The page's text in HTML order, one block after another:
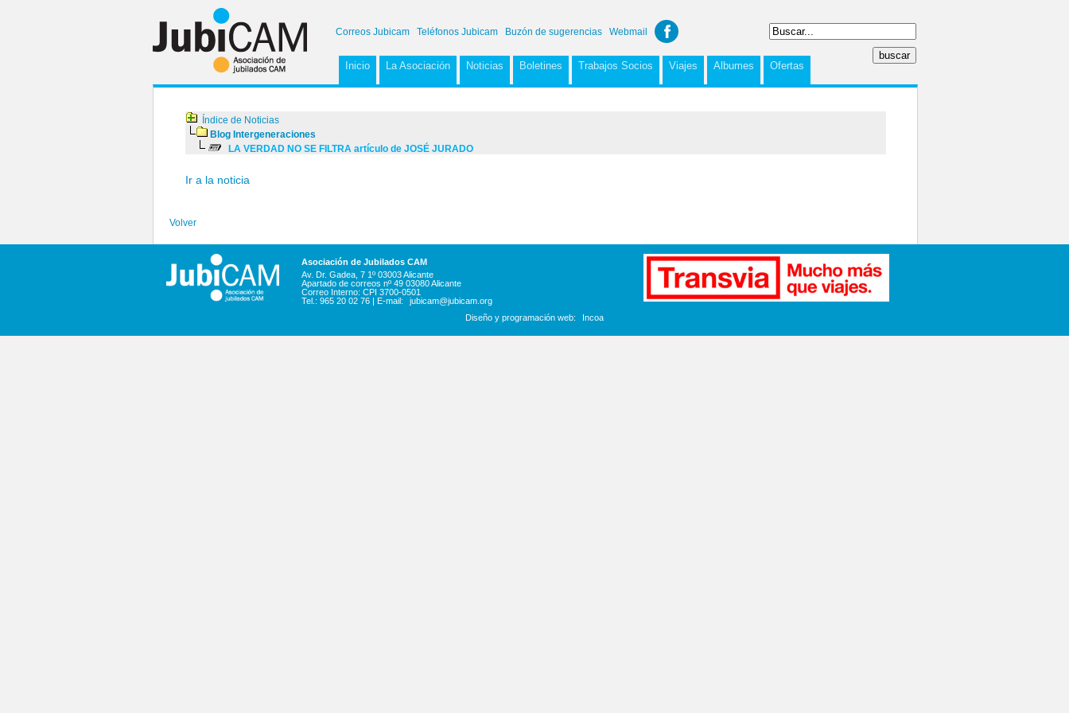
Correos Jubicam Teléfonos Jubicam Buzón de sugerencias Webmail
Inicio La Asociación Noticias Boletines Trabajos Socios Viajes Albumes Ofertas
Índice de Noticias
Blog Intergeneraciones
LA VERDAD NO SE FILTRA artículo de JOSÉ JURADO
Ir a la noticia
Volver
Asociación de Jubilados CAM
Av. Dr. Gadea, 7 1º 03003 Alicante
Apartado de correos nº 49 03080 Alicante
Correo Interno: CPI 3700-0501
Tel.: 965 20 02 76 | E-mail:
jubicam@jubicam.org
Diseño y programación web:
Incoa